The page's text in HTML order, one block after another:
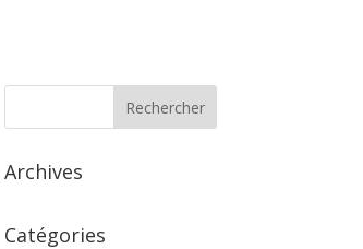
Archives
Catégories